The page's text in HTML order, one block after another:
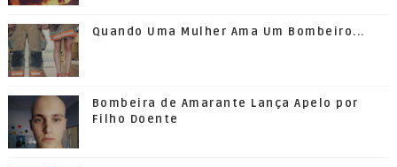
Quando Uma Mulher Ama Um Bombeiro...
Bombeira de Amarante Lança Apelo por
Filho Doente